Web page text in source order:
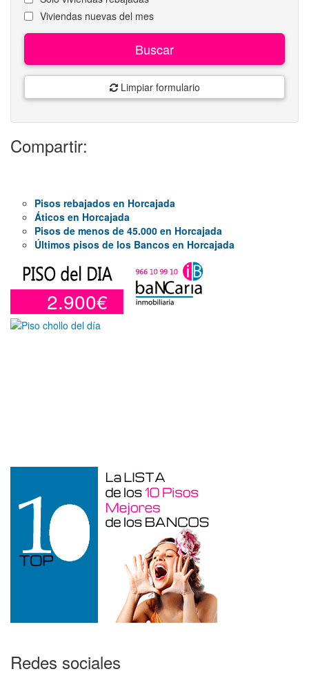
Viviendas nuevas del mes
Buscar
Limpiar formulario
Compartir:
Pisos rebajados en Horcajada
Áticos en Horcajada
Pisos de menos de 45.000 en Horcajada
Últimos pisos de los Bancos en Horcajada
2.900€
Redes sociales